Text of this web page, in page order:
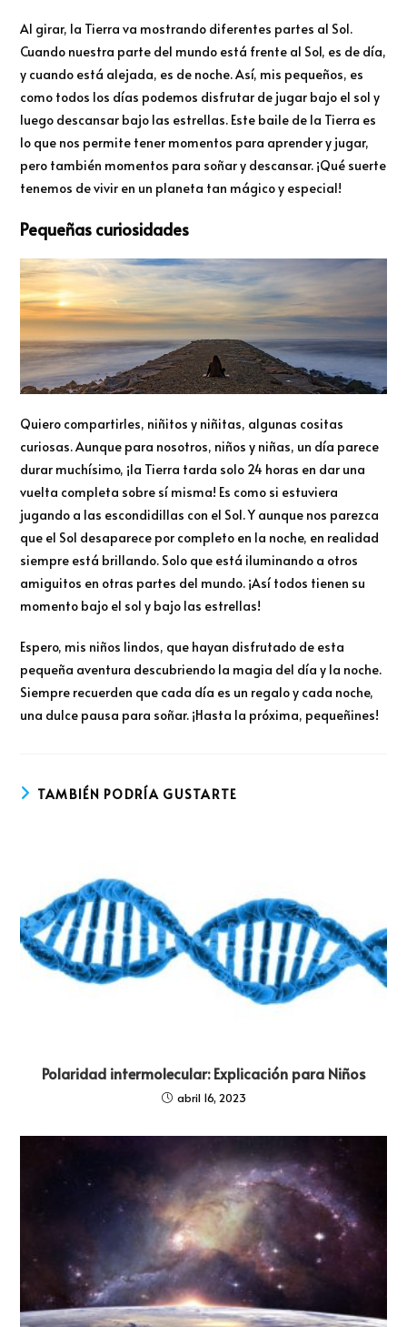
Al girar, la Tierra va mostrando diferentes partes al Sol.
Cuando nuestra parte del mundo está frente al Sol, es de día,
y cuando está alejada, es de noche. Así, mis pequeños, es
como todos los días podemos disfrutar de jugar bajo el sol y
luego descansar bajo las estrellas. Este baile de la Tierra es
lo que nos permite tener momentos para aprender y jugar,
pero también momentos para soñar y descansar. ¡Qué suerte
tenemos de vivir en un planeta tan mágico y especial!
Pequeñas curiosidades
Quiero compartirles, niñitos y niñitas, algunas cositas
curiosas. Aunque para nosotros, niños y niñas, un día parece
durar muchísimo, ¡la Tierra tarda solo 24 horas en dar una
vuelta completa sobre sí misma! Es como si estuviera
jugando a las escondidillas con el Sol. Y aunque nos parezca
que el Sol desaparece por completo en la noche, en realidad
siempre está brillando. Solo que está iluminando a otros
amiguitos en otras partes del mundo. ¡Así todos tienen su
momento bajo el sol y bajo las estrellas!
Espero, mis niños lindos, que hayan disfrutado de esta
pequeña aventura descubriendo la magia del día y la noche.
Siempre recuerden que cada día es un regalo y cada noche,
una dulce pausa para soñar. ¡Hasta la próxima, pequeñines!
TAMBIÉN PODRÍA GUSTARTE
Polaridad intermolecular: Explicación para Niños
abril 16, 2023